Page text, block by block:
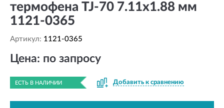
термофена TJ-70 7.11x1.88 мм
1121-0365
Артикул: 1121-0365
Цена: по запросу
ЕСТЬ В НАЛИЧИИ Добавить к сравнению